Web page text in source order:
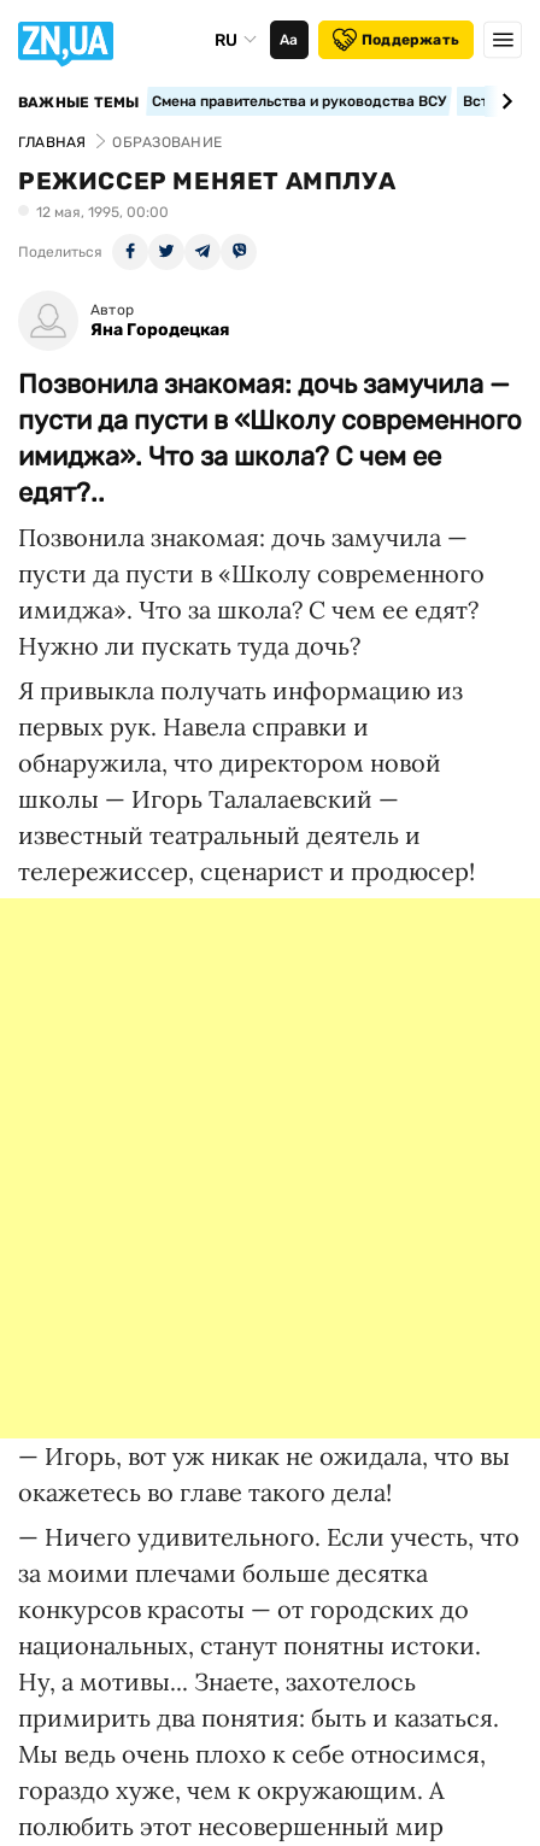
RU Аа Поддержать
ВАЖНЫЕ ТЕМЫ Смена правительства и руководства ВСУ
ГЛАВНАЯ ОБРАЗОВАНИЕ
РЕЖИССЕР МЕНЯЕТ АМПЛУА
12 мая, 1995, 00:00
Поделиться
Автор
Яна Городецкая
Позвонила знакомая: дочь замучила —
пусти да пусти в «Школу современного
имиджа». Что за школа? С чем ее
едят?..
Позвонила знакомая: дочь замучила —
пусти да пусти в «Школу современного
имиджа». Что за школа? С чем ее едят?
Нужно ли пускать туда дочь?
Я привыкла получать информацию из
первых рук. Навела справки и
обнаружила, что директором новой
школы — Игорь Талалаевский —
известный театральный деятель и
телережиссер, сценарист и продюсер!
— Игорь, вот уж никак не ожидала, что вы
окажетесь во главе такого дела!
— Ничего удивительного. Если учесть, что
за моими плечами больше десятка
конкурсов красоты — от городских до
национальных, станут понятны истоки.
Ну, а мотивы... Знаете, захотелось
примирить два понятия: быть и казаться.
Мы ведь очень плохо к себе относимся,
гораздо хуже, чем к окружающим. А
полюбить этот несовершенный мир